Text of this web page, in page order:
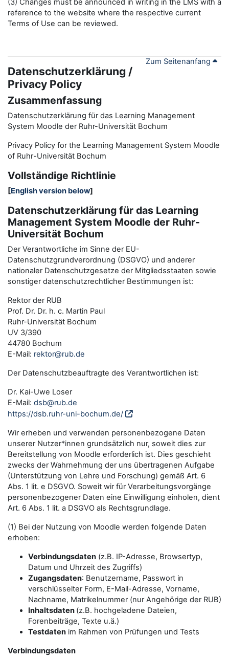
(3) Changes must be announced in writing in the LMS with a
reference to the website where the respective current
Terms of Use can be reviewed.
Zum Seitenanfang
Datenschutzerklärung /
Privacy Policy
Zusammenfassung
Datenschutzerklärung für das Learning Management
System Moodle der Ruhr-Universität Bochum
Privacy Policy for the Learning Management System Moodle
of Ruhr-Universität Bochum
Vollständige Richtlinie
[English version below]
Datenschutzerklärung für das Learning
Management System Moodle der Ruhr-
Universität Bochum
Der Verantwortliche im Sinne der EU-
Datenschutzgrundverordnung (DSGVO) und anderer
nationaler Datenschutzgesetze der Mitgliedsstaaten sowie
sonstiger datenschutzrechtlicher Bestimmungen ist:
Rektor der RUB
Prof. Dr. Dr. h. c. Martin Paul
Ruhr-Universität Bochum
UV 3/390
44780 Bochum
E-Mail: rektor@rub.de
Der Datenschutzbeauftragte des Verantwortlichen ist:
Dr. Kai-Uwe Loser
E-Mail: dsb@rub.de
https://dsb.ruhr-uni-bochum.de/
Wir erheben und verwenden personenbezogene Daten
unserer Nutzer*innen grundsätzlich nur, soweit dies zur
Bereitstellung von Moodle erforderlich ist. Dies geschieht
zwecks der Wahrnehmung der uns übertragenen Aufgabe
(Unterstützung von Lehre und Forschung) gemäß Art. 6
Abs. 1 lit. e DSGVO. Soweit wir für Verarbeitungsvorgänge
personenbezogener Daten eine Einwilligung einholen, dient
Art. 6 Abs. 1 lit. a DSGVO als Rechtsgrundlage.
(1) Bei der Nutzung von Moodle werden folgende Daten
erhoben:
Verbindungsdaten (z.B. IP-Adresse, Browsertyp,
Datum und Uhrzeit des Zugriffs)
Zugangsdaten: Benutzername, Passwort in
verschlüsselter Form, E-Mail-Adresse, Vorname,
Nachname, Matrikelnummer (nur Angehörige der RUB)
Inhaltsdaten (z.B. hochgeladene Dateien,
Forenbeiträge, Texte u.ä.)
Testdaten im Rahmen von Prüfungen und Tests
Verbindungsdaten